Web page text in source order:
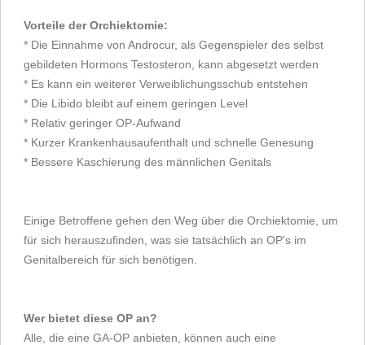
Vorteile der Orchiektomie:
* Die Einnahme von Androcur, als Gegenspieler des selbst
gebildeten Hormons Testosteron, kann abgesetzt werden
* Es kann ein weiterer Verweiblichungsschub entstehen
* Die Libido bleibt auf einem geringen Level
* Relativ geringer OP-Aufwand
* Kurzer Krankenhausaufenthalt und schnelle Genesung
* Bessere Kaschierung des männlichen Genitals
Einige Betroffene gehen den Weg über die Orchiektomie, um
für sich herauszufinden, was sie tatsächlich an OP's im
Genitalbereich für sich benötigen.
Wer bietet diese OP an?
Alle, die eine GA-OP anbieten, können auch eine